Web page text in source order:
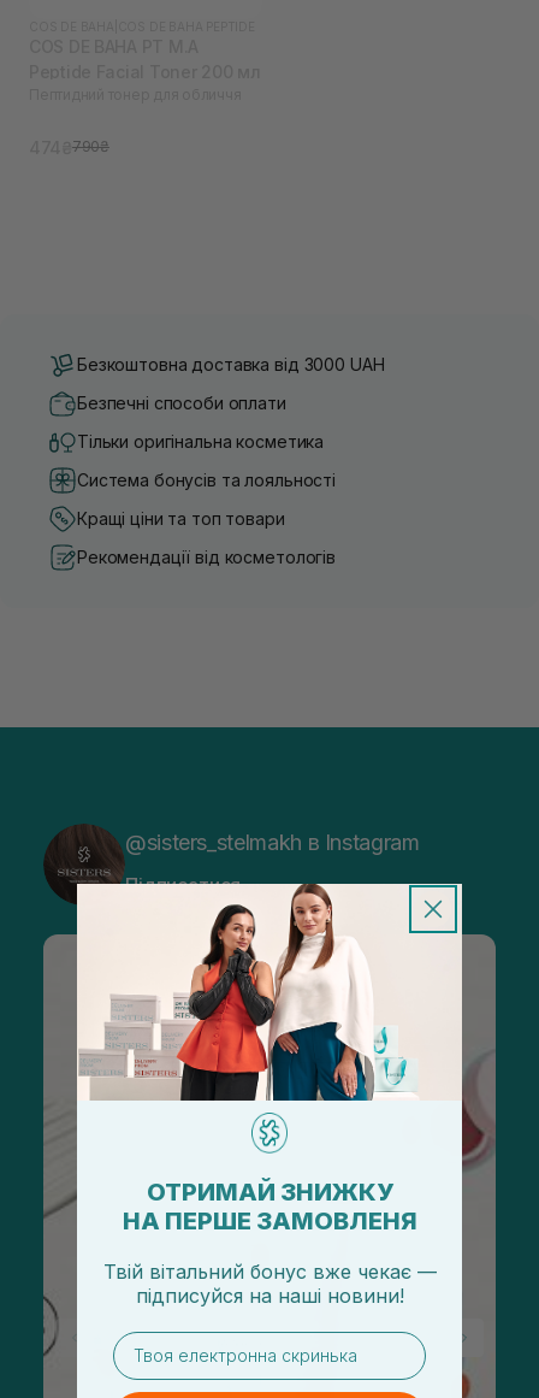
790₴
Безкоштовна доставка від 3000 UAH
Безпечні способи оплати
Тільки оригінальна косметика
Система бонусів та лояльності
Кращі ціни та топ товари
Рекомендації від косметологів
@sisters_stelmakh в Instagram
Підписатися
ОТРИМАЙ ЗНИЖКУ
НА ПЕРШЕ ЗАМОВЛЕНЯ
Твій вітальний бонус вже чекає —
підписуйся на наші новини!
email